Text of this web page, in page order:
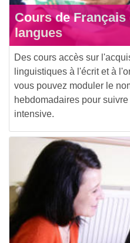
Cours de
langues
Des cours accès sur
linguistiques à l'écrit et à
vous pouvez moduler le
hebdomadaires pour
intensive.